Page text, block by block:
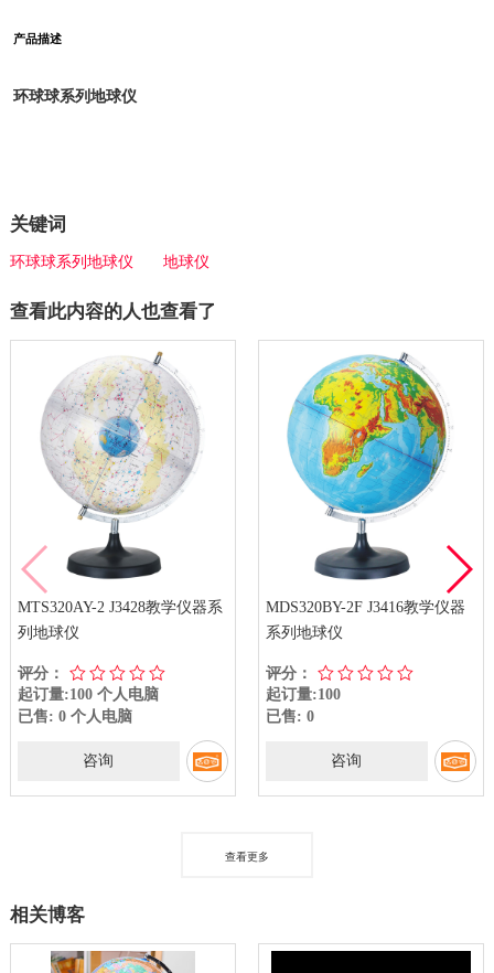
产品描述
环球球系列地球仪
关键词
环球球系列地球仪 地球仪
查看此内容的人也查看了
MTS320AY-2 J3428教学仪器系
列地球仪
评分：
起订量:100 个人电脑
已售: 0 个人电脑
咨询
MDS320BY-2F J3416教学仪器
系列地球仪
评分：
起订量:100
已售: 0
咨询
查看更多
相关博客